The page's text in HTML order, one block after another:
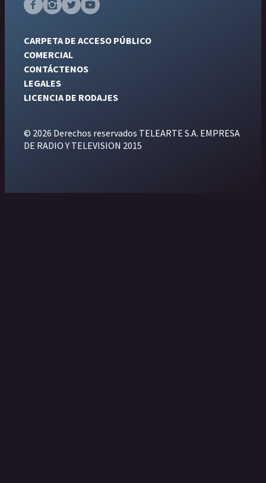
CARPETA DE ACCESO PÚBLICO
COMERCIAL
CONTÁCTENOS
LEGALES
LICENCIA DE RODAJES
© 2026 Derechos reservados TELEARTE S.A. EMPRESA
DE RADIO Y TELEVISION 2015